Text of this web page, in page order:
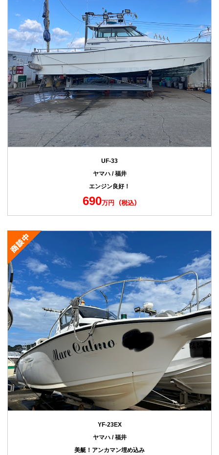
UF-33
ヤマハ / 福井
エンジン良好！
690万円
YF-23EX
ヤマハ / 福井
美艇！アンカマン埋め込み